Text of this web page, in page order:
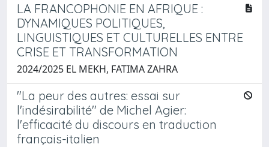
LA FRANCOPHONIE EN AFRIQUE :
DYNAMIQUES POLITIQUES,
LINGUISTIQUES ET CULTURELLES ENTRE
CRISE ET TRANSFORMATION
2024/2025 EL MEKH, FATIMA ZAHRA
"La peur des autres: essai sur
l'indésirabilité" de Michel Agier:
l'efficacité du discours en traduction
français-italien